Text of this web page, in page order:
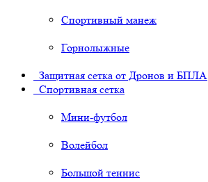
Спортивный манеж
Горнолыжные
Защитная сетка от Дронов и БПЛА
Спортивная сетка
Мини-футбол
Волейбол
Большой теннис